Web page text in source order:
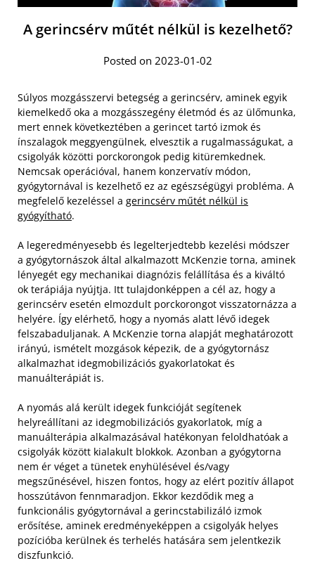
A gerincsérv műtét nélkül is kezelhető?
Posted on 2023-01-02
Súlyos mozgásszervi betegség a gerincsérv, aminek egyik
kiemelkedő oka a mozgásszegény életmód és az ülőmunka,
mert ennek következtében a gerincet tartó izmok és
ínszalagok meggyengülnek, elvesztik a rugalmasságukat, a
csigolyák közötti porckorongok pedig kitüremkednek.
Nemcsak operációval, hanem konzervatív módon,
gyógytornával is kezelhető ez az egészségügyi probléma. A
megfelelő kezeléssel a gerincsérv műtét nélkül is
gyógyítható.
A legeredményesebb és legelterjedtebb kezelési módszer
a gyógytornászok által alkalmazott McKenzie torna, aminek
lényegét egy mechanikai diagnózis felállítása és a kiváltó
ok terápiája nyújtja. Itt tulajdonképpen a cél az, hogy a
gerincsérv esetén elmozdult porckorongot visszatornázza a
helyére. Így elérhető, hogy a nyomás alatt lévő idegek
felszabaduljanak. A McKenzie torna alapját meghatározott
irányú, ismételt mozgások képezik, de a gyógytornász
alkalmazhat idegmobilizációs gyakorlatokat és
manuálterápiát is.
A nyomás alá került idegek funkcióját segítenek
helyreállítani az idegmobilizációs gyakorlatok, míg a
manuálterápia alkalmazásával hatékonyan feloldhatóak a
csigolyák között kialakult blokkok. Azonban a gyógytorna
nem ér véget a tünetek enyhülésével és/vagy
megszűnésével, hiszen fontos, hogy az elért pozitív állapot
hosszútávon fennmaradjon. Ekkor kezdődik meg a
funkcionális gyógytornával a gerincstabilizáló izmok
erősítése, aminek eredményeképpen a csigolyák helyes
pozícióba kerülnek és terhelés hatására sem jelentkezik
diszfunkció.